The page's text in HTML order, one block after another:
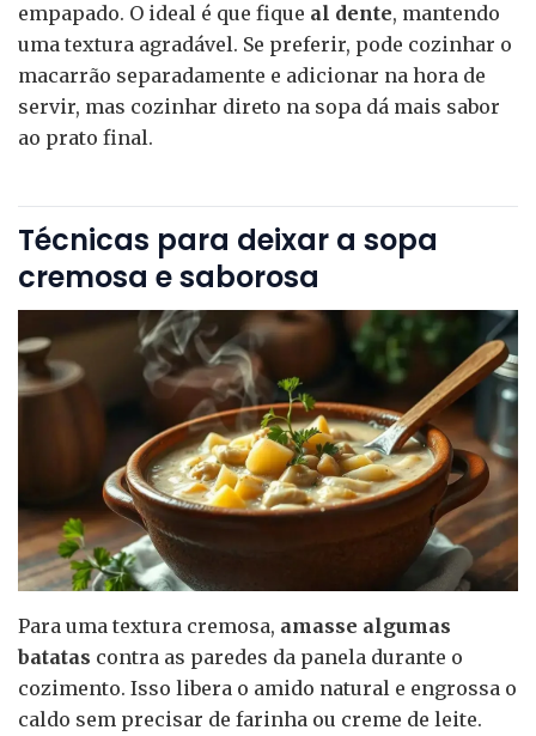
empapado. O ideal é que fique al dente, mantendo
uma textura agradável. Se preferir, pode cozinhar o
macarrão separadamente e adicionar na hora de
servir, mas cozinhar direto na sopa dá mais sabor
ao prato final.
Técnicas para deixar a sopa
cremosa e saborosa
Para uma textura cremosa, amasse algumas
batatas contra as paredes da panela durante o
cozimento. Isso libera o amido natural e engrossa o
caldo sem precisar de farinha ou creme de leite.